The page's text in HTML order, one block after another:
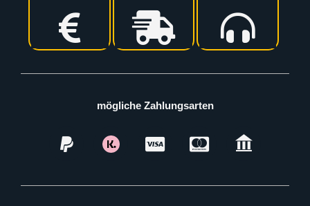
mögliche Zahlungsarten